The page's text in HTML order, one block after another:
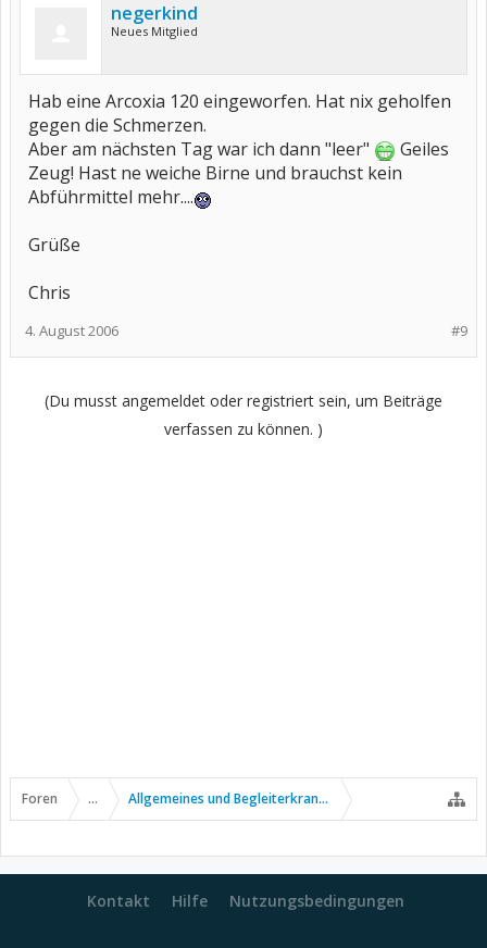
negerkind
Neues Mitglied
Hab eine Arcoxia 120 eingeworfen. Hat nix geholfen
gegen die Schmerzen.
Aber am nächsten Tag war ich dann "leer"
Geiles
Zeug! Hast ne weiche Birne und brauchst kein
Abführmittel mehr....
Grüße
Chris
#9
4. August 2006
(Du musst angemeldet oder registriert sein, um Beiträge
verfassen zu können. )
Foren ... Allgemeines und Begleiterkrankungen
Kontakt Hilfe Nutzungsbedingungen